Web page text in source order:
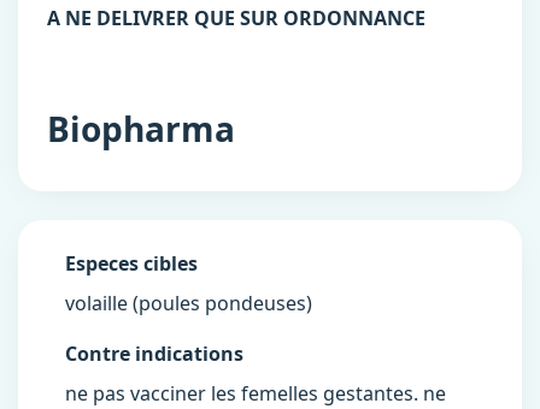
A NE DELIVRER QUE SUR ORDONNANCE
Biopharma
Especes cibles
volaille (poules pondeuses)
Contre indications
ne pas vacciner les femelles gestantes. ne